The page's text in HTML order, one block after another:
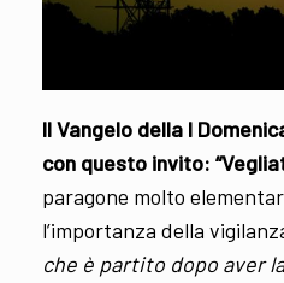
Il Vangelo della I
con questo invito:
paragone molto
l’importanza della
che è partito dopo aver